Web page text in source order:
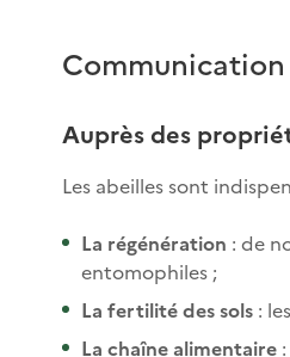
Auprès des
Les abeilles sont
La régénération : de
entomophiles ;
La fertilité des sols :
La chaîne alimentaire